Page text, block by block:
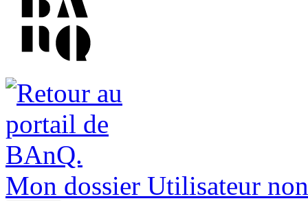
Mon dossier Utilisateur